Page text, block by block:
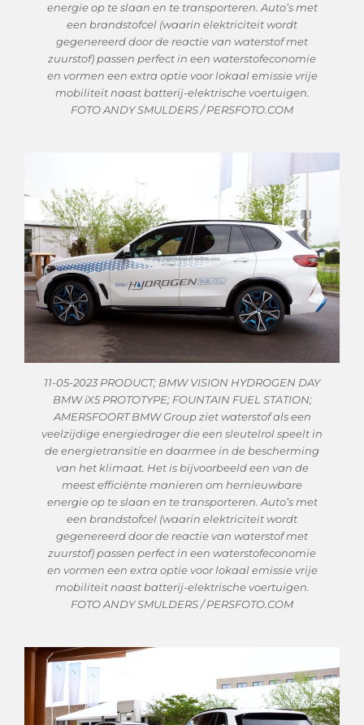
energie op te slaan en te transporteren. Auto’s met
een brandstofcel (waarin elektriciteit wordt
gegenereerd door de reactie van waterstof met
zuurstof) passen perfect in een waterstofeconomie
en vormen een extra optie voor lokaal emissie vrije
mobiliteit naast batterij-elektrische voertuigen.
FOTO ANDY SMULDERS / PERSFOTO.COM
11-05-2023 PRODUCT; BMW VISION HYDROGEN DAY
BMW iX5 PROTOTYPE; FOUNTAIN FUEL STATION;
AMERSFOORT BMW Group ziet waterstof als een
veelzijdige energiedrager die een sleutelrol speelt in
de energietransitie en daarmee in de bescherming
van het klimaat. Het is bijvoorbeeld een van de
meest efficiënte manieren om hernieuwbare
energie op te slaan en te transporteren. Auto’s met
een brandstofcel (waarin elektriciteit wordt
gegenereerd door de reactie van waterstof met
zuurstof) passen perfect in een waterstofeconomie
en vormen een extra optie voor lokaal emissie vrije
mobiliteit naast batterij-elektrische voertuigen.
FOTO ANDY SMULDERS / PERSFOTO.COM